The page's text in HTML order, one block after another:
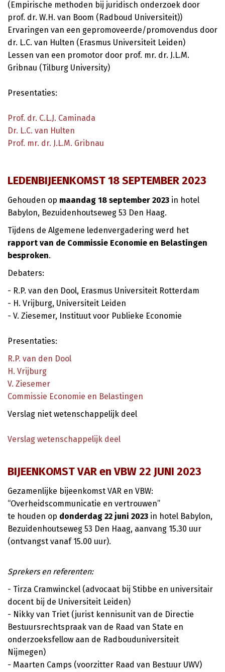
(Empirische methoden bij juridisch onderzoek door
prof. dr. W.H. van Boom (Radboud Universiteit))
Ervaringen van een gepromoveerde/promovendus door
dr. L.C. van Hulten (Erasmus Universiteit Leiden)
Lessen van een promotor door prof. mr. dr. J.L.M.
Gribnau (Tilburg University)
Presentaties:
Prof. dr. C.L.J. Caminada
Dr. L.C. van Hulten
Prof. mr. dr. J.L.M. Gribnau
LEDENBIJEENKOMST 18 SEPTEMBER 2023
Gehouden op maandag 18 september 2023 in hotel
Babylon, Bezuidenhoutseweg 53 Den Haag.
Tijdens de Algemene ledenvergadering werd het
rapport van de Commissie Economie en Belastingen
besproken.
Debaters:
- R.P. van den Dool, Erasmus Universiteit Rotterdam
- H. Vrijburg, Universiteit Leiden
- V. Ziesemer, Instituut voor Publieke Economie
Presentaties:
R.P. van den Dool
H. Vrijburg
V. Ziesemer
Commissie Economie en Belastingen
Verslag niet wetenschappelijk deel
Verslag wetenschappelijk deel
BIJEENKOMST VAR en VBW 22 JUNI 2023
Gezamenlijke bijeenkomst VAR en VBW:
“Overheidscommunicatie en vertrouwen”
te houden op donderdag 22 juni 2023 in hotel Babylon,
Bezuidenhoutseweg 53 Den Haag, aanvang 15.30 uur
(ontvangst vanaf 15.00 uur).
Sprekers en referenten:
- Tirza Cramwinckel (advocaat bij Stibbe en universitair
docent bij de Universiteit Leiden)
- Nikky van Triet (jurist kennisunit van de Directie
Bestuursrechtspraak van de Raad van State en
onderzoeksfellow aan de Radbouduniversiteit
Nijmegen)
- Maarten Camps (voorzitter Raad van Bestuur UWV)